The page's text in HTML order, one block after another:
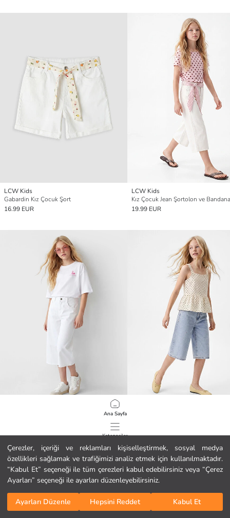
Çerezler, içeriği ve reklamları kişiselleştirmek, sosyal medya
özellikleri sağlamak ve trafiğimizi analiz etmek için kullanılmaktadır.
“Kabul Et” seçeneği ile tüm çerezleri kabul edebilirsiniz veya “Çerez
Ayarları” seçeneği ile ayarları düzenleyebilirsiniz.
Ayarları Düzenle Hepsini Reddet Kabul Et
Ana Sayfa
Kategoriler
Sepetim
LCW Kids
Gabardin Kız Çocuk Şort
16.99 EUR
LCW Kids
Kız Çocuk Jean Şortolon ve Bandana
19.99 EUR
126